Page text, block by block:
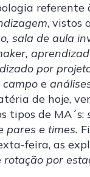
referente
, vistos
sala de aula
por
campo e
de hoje,
tipos de MA´s:
pares e times.
feira, as
rotação por